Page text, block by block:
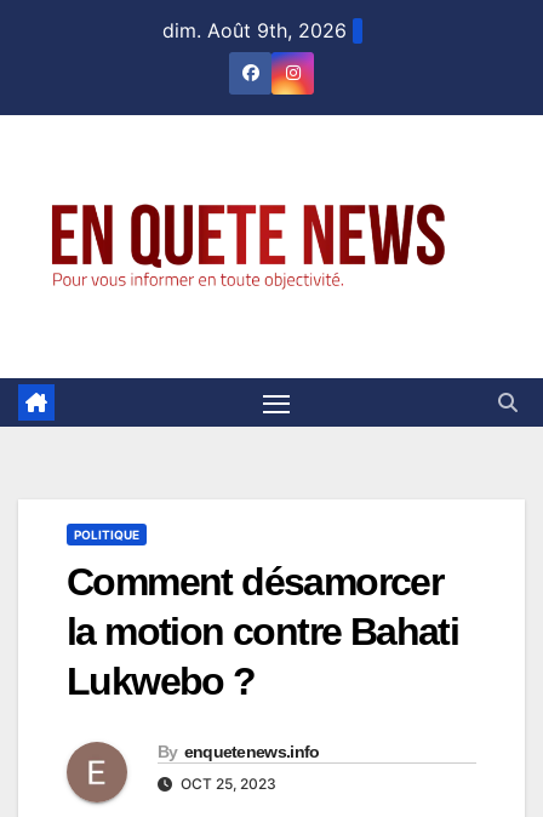
dim. Août 9th, 2026
POLITIQUE
Comment désamorcer
la motion contre Bahati
Lukwebo ?
By enquetenews.info
OCT 25, 2023